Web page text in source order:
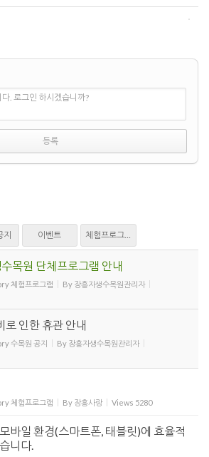
. 로그인 하시겠습니까?
지 이벤트 체험프로그램
목원 단체프로그램 안내
체험프로그램 By 장흥자생수목원관리자
로 인한 휴관 안내
수목원 공지 By 장흥자생수목원관리자
체험프로그램 By 장흥사랑 Views 5280
바일 환경(스마트폰, 태블릿)에 효율적
니다.